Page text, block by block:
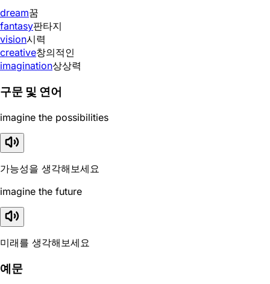
dream꿈
fantasy판타지
vision시력
creative창의적인
imagination상상력
구문 및 연어
imagine the possibilities
가능성을 생각해보세요
imagine the future
미래를 생각해보세요
예문